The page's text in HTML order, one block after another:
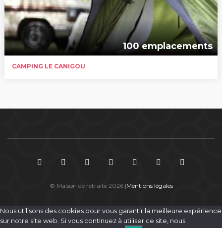
100 emplacements
CAMPING LE CANIGOU
© Maison de retraite 2026 |Mentions légales
Nous utilisons des cookies pour vous garantir la meilleure expérience
sur notre site web. Si vous continuez à utiliser ce site, nous